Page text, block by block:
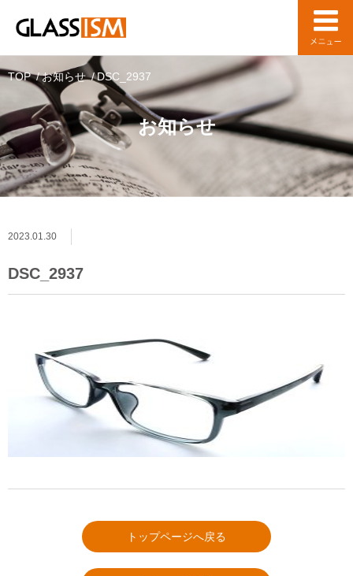
お知らせ
TOP お知らせ DSC_2937
2023.01.30
DSC_2937
トップページへ戻る